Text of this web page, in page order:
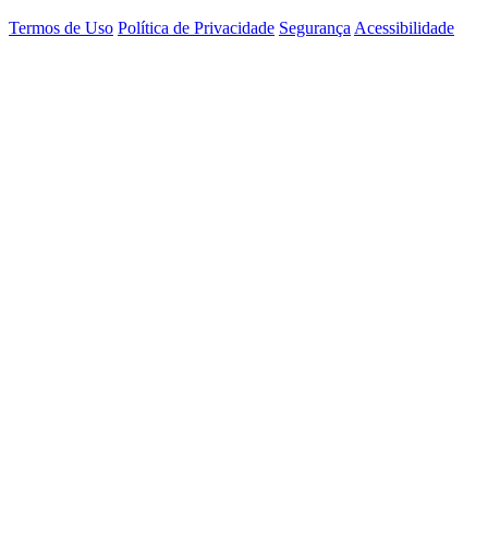
Termos de Uso Política de Privacidade Segurança Acessibilidade